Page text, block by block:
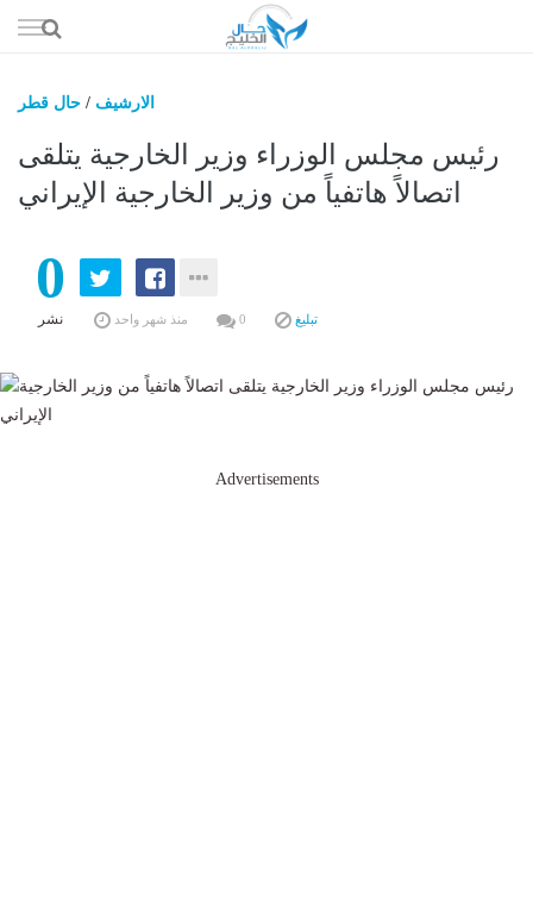
الى
الارشيف / حال قطر
رئيس مجلس الوزراء وزير الخارجية يتلقى
اتصالاً هاتفياً من وزير الخارجية الإيراني
0
نشر منذ شهر واحد 0 تبليغ
Advertisements
حال
حال
حال الثقافة والفن